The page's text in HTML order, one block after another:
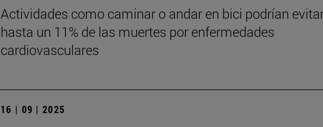
Actividades como caminar o andar en bici podrían
hasta un 11% de las muertes por enfermedades
cardiovasculares
16 | 09 | 2025